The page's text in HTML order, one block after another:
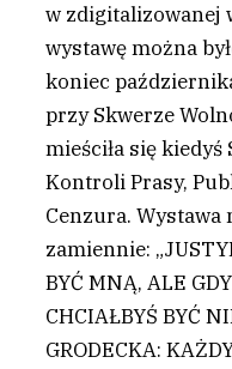
w zdigitalizowanej
wystawę można
koniec
przy Skwerze
mieściła się kiedyś
Kontroli Prasy,
Cenzura. Wystawa
zamiennie:
BYĆ MNĄ, ALE
CHCIAŁBYŚ BYĆ
GRODECKA: